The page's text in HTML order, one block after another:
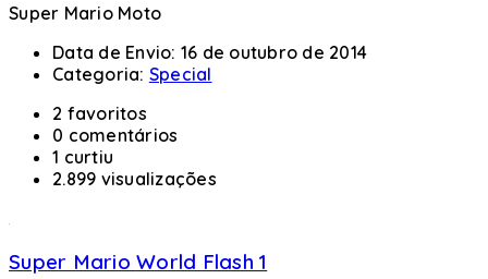
Super Mario Moto
Data de Envio: 16 de outubro de 2014
Categoria: Special
2 favoritos
0 comentários
1 curtiu
2.899 visualizações
Super Mario World Flash 1